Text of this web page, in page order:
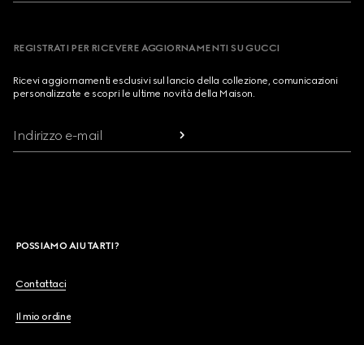
REGISTRATI PER RICEVERE AGGIORNAMENTI SU GUCCI
Ricevi aggiornamenti esclusivi sul lancio della collezione, comunicazioni
personalizzate e scopri le ultime novità della Maison.
Indirizzo e-mail
POSSIAMO AIUTARTI?
Contattaci
Il mio ordine